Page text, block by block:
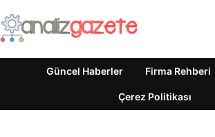
Güncel Haberler Firma Rehberi
Çerez Politikası